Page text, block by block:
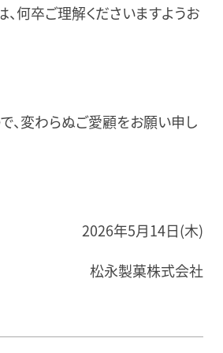
何卒ご理解くださいますようお
、変わらぬご愛顧をお願い申し
2026年5月14日(木)
松永製菓株式会社